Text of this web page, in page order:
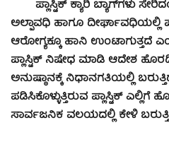
ಪ್ಲಾಸ್ಟಿಕ್ ಕ್ಯಾರಿ ಬ್ಯಾಗ್‍ಗಳು
ಅಲ್ಪಾವಧಿ ಹಾಗೂ ದೀರ್ಘಾವಧಿಯಲ್ಲಿ
ಆರೋಗ್ಯಕ್ಕೂ ಹಾನಿ ಉಂಟಾಗುತ್ತದೆ
ಪ್ಲಾಸ್ಟಿಕ್ ನಿಷೇಧ ಮಾಡಿ ಆದೇಶ
ಅನುಷ್ಠಾನಕ್ಕೆ ನಿಧಾನಗತಿಯಲ್ಲಿ
ಪಡಿಸಿಕೊಳ್ಳುತ್ತಿರುವ ಪ್ಲಾಸ್ಟಿಕ್ ಎಲ್ಲಿಗೆ
ಸಾರ್ವಜನಿಕ ವಲಯದಲ್ಲಿ ಕೇಳಿ